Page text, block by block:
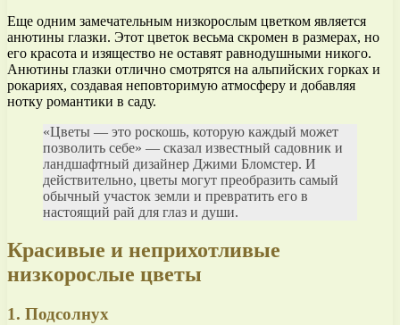
Еще одним замечательным низкорослым цветком является
анютины глазки. Этот цветок весьма скромен в размерах, но
его красота и изящество не оставят равнодушными никого.
Анютины глазки отлично смотрятся на альпийских горках и
рокариях, создавая неповторимую атмосферу и добавляя
нотку романтики в саду.
«Цветы — это роскошь, которую каждый может
позволить себе» — сказал известный садовник и
ландшафтный дизайнер Джими Бломстер. И
действительно, цветы могут преобразить самый
обычный участок земли и превратить его в
настоящий рай для глаз и души.
Красивые и неприхотливые
низкорослые цветы
1. Подсолнух